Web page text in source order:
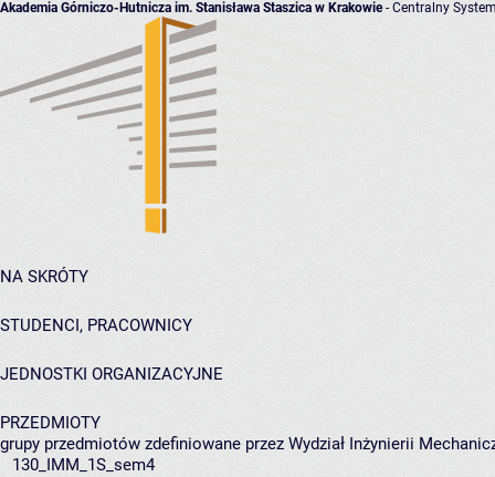
Akademia Górniczo-Hutnicza im. Stanisława Staszica w Krakowie- Centralny
NA SKRÓTY
STUDENCI, PRACOWNICY
JEDNOSTKI ORGANIZACYJNE
PRZEDMIOTY
grupy przedmiotów zdefiniowane przez Wydział Inżynierii
130_IMM_1S_sem4